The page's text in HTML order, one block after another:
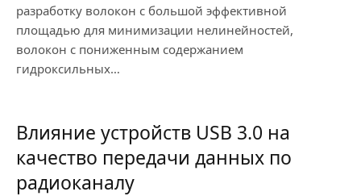
разработку волокон с большой эффективной
площадью для минимизации нелинейностей,
волокон с пониженным содержанием
гидроксильных…
Влияние устройств USB 3.0 на
качество передачи данных по
радиоканалу